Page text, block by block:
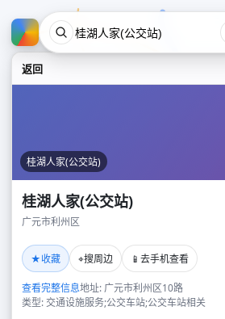
返回
桂湖人家(公交站)
桂湖人家(公交站)
广元市利州区
★收藏 ⌖搜周边 📱 去手机查看
查看完整信息地址: 广元市利州区10路
类型: 交通设施服务;公交车站;公交车站相关